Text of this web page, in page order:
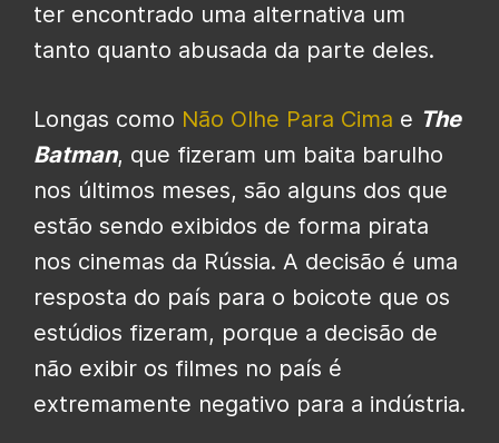
ter encontrado uma alternativa um
tanto quanto abusada da parte deles.
Longas como Não Olhe Para Cima e The
Batman, que fizeram um baita barulho
nos últimos meses, são alguns dos que
estão sendo exibidos de forma pirata
nos cinemas da Rússia. A decisão é uma
resposta do país para o boicote que os
estúdios fizeram, porque a decisão de
não exibir os filmes no país é
extremamente negativo para a indústria.